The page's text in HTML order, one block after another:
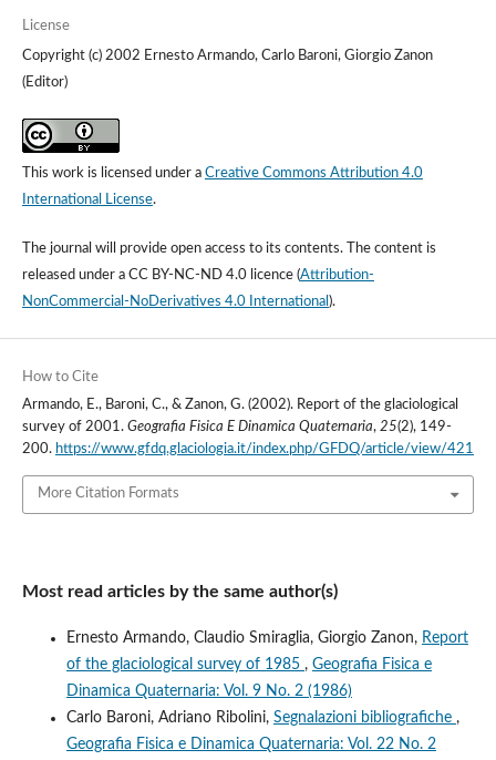
License
Copyright (c) 2002 Ernesto Armando, Carlo Baroni, Giorgio Zanon
(Editor)
This work is licensed under a Creative Commons Attribution 4.0
International License.
The journal will provide open access to its contents.The content is
released under a CC BY-NC-ND 4.0 licence(Attribution-
NonCommercial-NoDerivatives 4.0 International ).
How to Cite
Armando, E., Baroni, C., & Zanon, G. (2002). Report of the glaciological
survey of 2001. Geografia Fisica E Dinamica Quaternaria, 25(2), 149-
200. https://www.gfdq.glaciologia.it/index.php/GFDQ/article/view/421
More Citation Formats
Most read articles by the same author(s)
Ernesto Armando, Claudio Smiraglia, Giorgio Zanon, Report
of the glaciological survey of 1985 , Geografia Fisica e
Dinamica Quaternaria: Vol. 9 No. 2 (1986)
Carlo Baroni, Adriano Ribolini, Segnalazioni bibliografiche ,
Geografia Fisica e Dinamica Quaternaria: Vol. 22 No. 2